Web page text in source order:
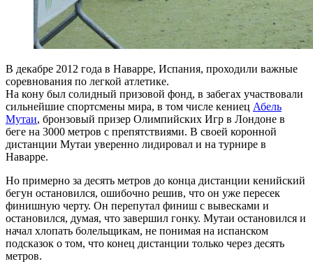
В декабре 2012 года в Наварре, Испания, проходили важные
соревнования по легкой атлетике.
На кону был солидный призовой фонд, в забегах участвовали
сильнейшие спортсмены мира, в том числе кениец Абель
Мутаи, бронзовый призер Олимпийских Игр в Лондоне в
беге на 3000 метров с препятствиями. В своей коронной
дистанции Мутаи уверенно лидировал и на турнире в
Наварре.
Но примерно за десять метров до конца дистанции кенийский
бегун остановился, ошибочно решив, что он уже пересек
финишную черту. Он перепутал финиш с вывесками и
остановился, думая, что завершил гонку. Мутаи остановился и
начал хлопать болельщикам, не понимая на испанском
подсказок о том, что конец дистанции только через десять
метров.